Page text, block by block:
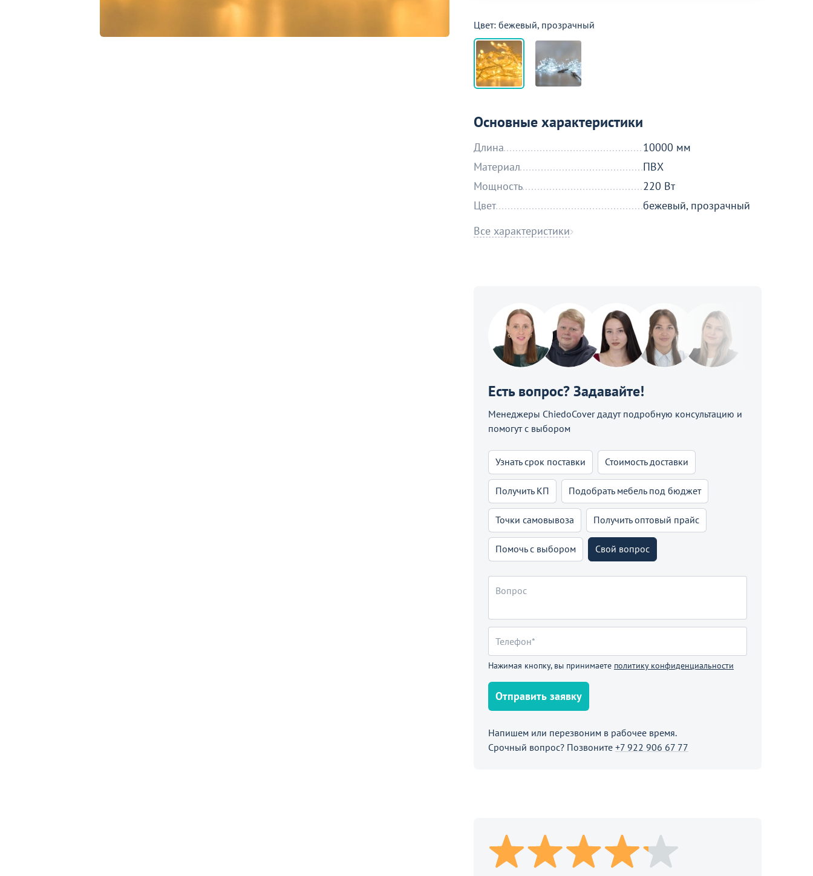
Цвет: бежевый, прозрачный
Основные характеристики
Длина
10000 мм
Материал
ПВХ
Мощность
220 Вт
Цвет
бежевый, прозрачный
Все характеристики
Есть вопрос? Задавайте!
Менеджеры ChiedoCover дадут подробную консультацию и
помогут с выбором
Узнать срок поставки Стоимость доставки
Получить КП Подобрать мебель под бюджет
Точки самовывоза Получить оптовый прайс
Помочь с выбором Свой вопрос
Нажимая кнопку, вы принимаете политику конфиденциальности
Отправить заявку
Напишем или перезвоним в рабочее время.
Срочный вопрос? Позвоните +7 922 906 67 77